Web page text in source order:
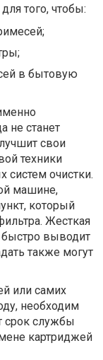
того, чтобы:
в бытовую
не станет
свои
техники
систем очистки.
машине,
который
Жесткая
быстро выводит
также могут
или самих
необходим
срок службы
картриджей